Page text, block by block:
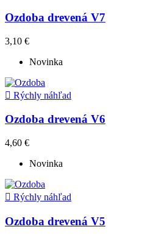
Ozdoba drevená V7
3,10 €
Novinka
 Rýchly náhľad
Ozdoba drevená V6
4,60 €
Novinka
 Rýchly náhľad
Ozdoba drevená V5